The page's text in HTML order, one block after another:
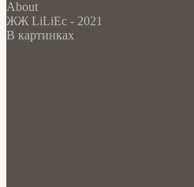
About
ЖЖ LiLiEc - 2021
В картинках